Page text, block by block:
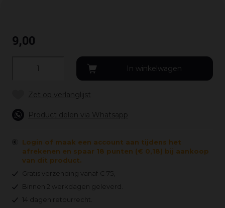
9,00
Product delen via Whatsapp
Login of maak een account aan tijdens het
afrekenen en spaar 18 punten (€ 0,18) bij aankoop
van dit product.
Gratis verzending vanaf € 75,-
Binnen 2 werkdagen geleverd.
14 dagen retourrecht.